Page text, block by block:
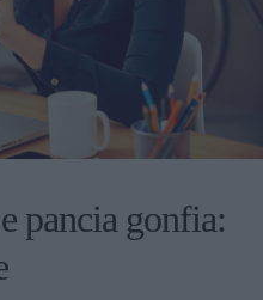
pancia gonfia: